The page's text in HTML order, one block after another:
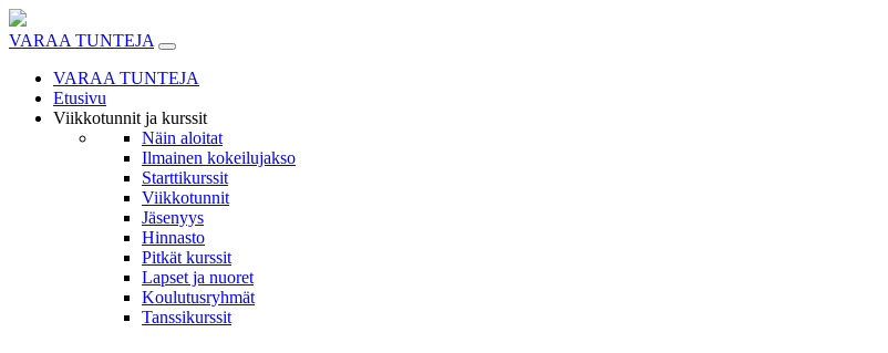
Skip
to
VARAA TUNTEJA
VARAA TUNTEJA
Etusivu
Viikkotunnit ja kurssit
Näin aloitat
Ilmainen kokeilujakso
Starttikurssit
Viikkotunnit
Jäsenyys
Hinnasto
Pitkät kurssit
Lapset ja nuoret
Koulutusryhmät
Tanssikurssit